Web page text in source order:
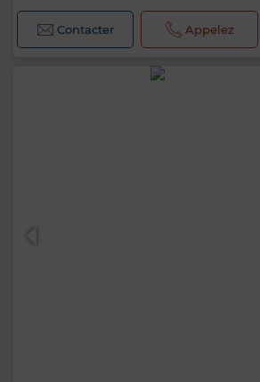
Contacter Appelez